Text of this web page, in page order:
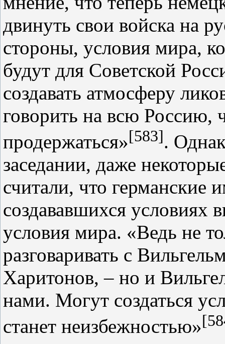
двинуть свои войска на
стороны, условия мира,
будут для Советской
создавать атмосферу
говорить на всю Россию,
продержаться»[583].
заседании, даже
считали, что германские
создававшихся условиях
условия мира. «Ведь не
разговаривать с
Харитонов, – но и
нами. Могут создаться
станет неизбежностью»